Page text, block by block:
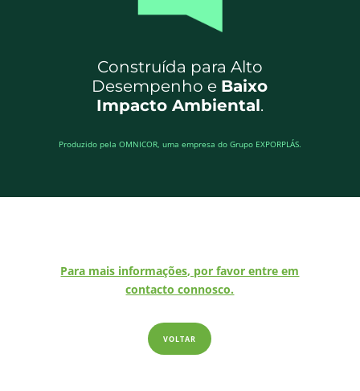
Construída para Alto
Desempenho e Baixo
Impacto Ambiental.
Produzido pela OMNICOR, uma empresa do Grupo EXPORPLÁS.
Para mais informações, por favor entre em
contacto connosco.
VOLTAR